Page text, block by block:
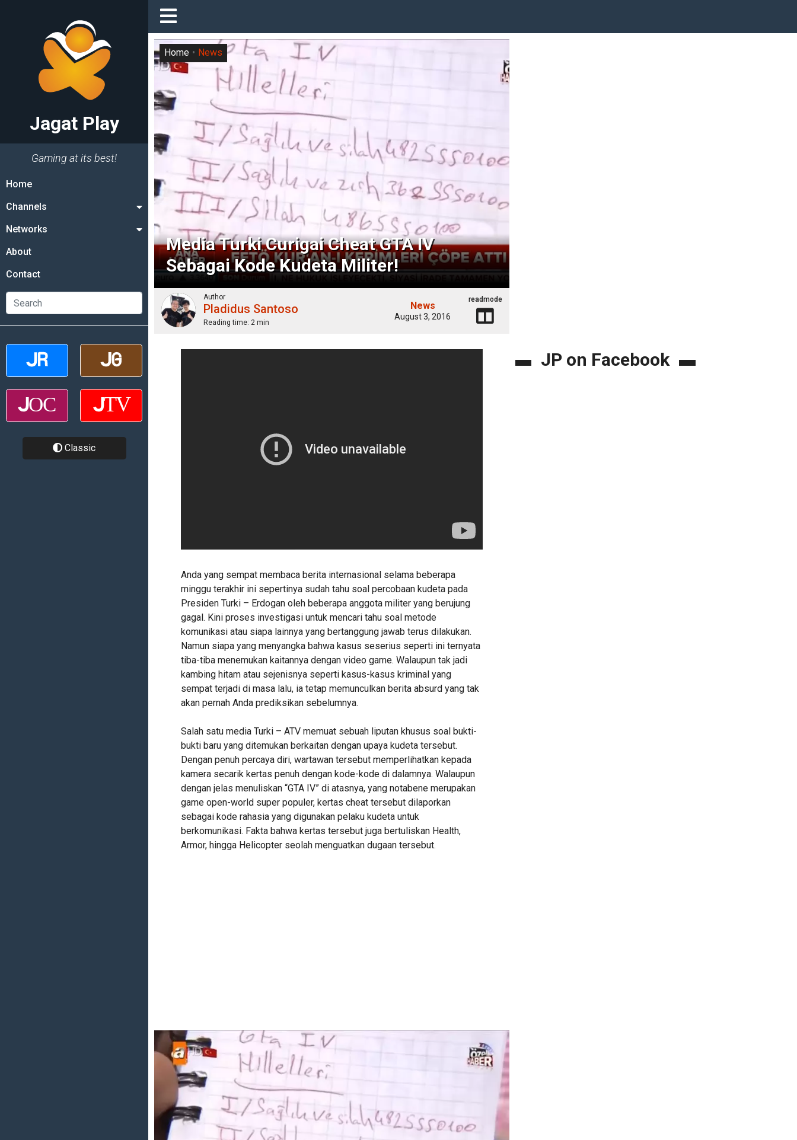
Jagat Play
Gaming at its best!
Home
Channels
Networks
About
Contact
Classic
Media Turki Curigai Cheat GTA IV
Sebagai Kode Kudeta Militer!
Home News
Author
Pladidus Santoso
Reading time: 2 min
News
August 3, 2016
readmode
Anda yang sempat membaca berita internasional selama beberapa
minggu terakhir ini sepertinya sudah tahu soal percobaan kudeta pada
Presiden Turki – Erdogan oleh beberapa anggota militer yang berujung
gagal. Kini proses investigasi untuk mencari tahu soal metode
komunikasi atau siapa lainnya yang bertanggung jawab terus dilakukan.
Namun siapa yang menyangka bahwa kasus seserius seperti ini ternyata
tiba-tiba menemukan kaitannya dengan video game. Walaupun tak jadi
kambing hitam atau sejenisnya seperti kasus-kasus kriminal yang
sempat terjadi di masa lalu, ia tetap memunculkan berita absurd yang tak
akan pernah Anda prediksikan sebelumnya.
Salah satu media Turki – ATV memuat sebuah liputan khusus soal bukti-
bukti baru yang ditemukan berkaitan dengan upaya kudeta tersebut.
Dengan penuh percaya diri, wartawan tersebut memperlihatkan kepada
kamera secarik kertas penuh dengan kode-kode di dalamnya. Walaupun
dengan jelas menuliskan “GTA IV” di atasnya, yang notabene merupakan
game open-world super populer, kertas cheat tersebut dilaporkan
sebagai kode rahasia yang digunakan pelaku kudeta untuk
berkomunikasi. Fakta bahwa kertas tersebut juga bertuliskan Health,
Armor, hingga Helicopter seolah menguatkan dugaan tersebut.
JP on Facebook